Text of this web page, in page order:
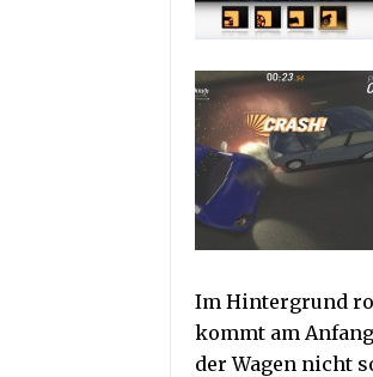
Im Hintergrund
kommt am
der Wagen nicht